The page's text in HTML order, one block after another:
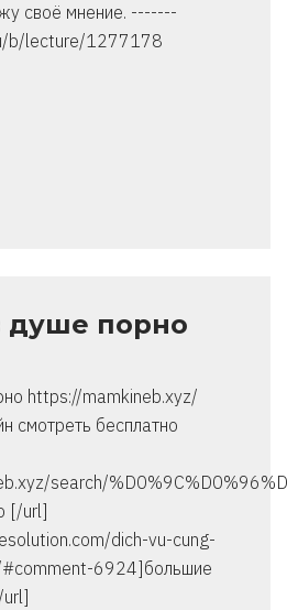
своё мнение. -------
b/lecture/1277178
душе порно
https://mamkineb.xyz/
смотреть бесплатно
search/
[/url]
dich-vu-cung-
6924]большие